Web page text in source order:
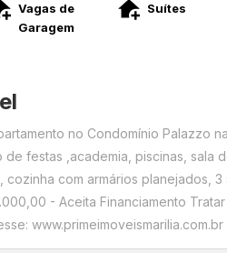
Vagas de
Garagem
Suítes
no Condomínio Palazzo
de festas ,academia, piscinas, sala
cozinha com armários planejados,
- Aceita Financiamento